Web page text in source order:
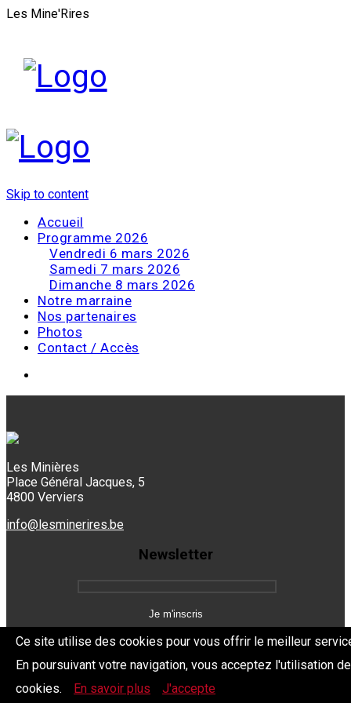
Les Mine'Rires
Skip to content
Accueil
Programme 2026
Vendredi 6 mars 2026
Samedi 7 mars 2026
Dimanche 8 mars 2026
Notre marraine
Nos partenaires
Photos
Contact / Accès
Les Minières
Place Général Jacques, 5
4800 Verviers
info@lesminerires.be
Newsletter
Copyright 2026 Les Mine'Rires - Politique de confidentialité
Ce site utilise des cookies pour vous offrir le meilleur
En poursuivant votre navigation, vous acceptez l'utilisation
cookies.
En savoir plus J'accepte